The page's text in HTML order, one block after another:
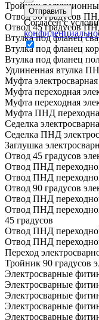
Тройник
Отвод 90 градусов
Отвод 45 градусов
Втулка под фланец
Втулка под фланец
Втулка под фланец
Удлиненная втулка
Муфта электросварная
Муфта переходная
Муфта переходная
Муфта ПНД
Седелка
Седелка ПНД
Заглушка
Отвод 45 градусов
Отвод ПНД
Отвод ПНД
Отвод 90 градусов
Отвод ПНД
Отвод ПНД
45 градусов
Отвод ПНД
Отвод ПНД
Переход
Тройник 90 градусов
Электросварные
Электросварные
Электросварные
Электросварные
Электросварные
Согласен с